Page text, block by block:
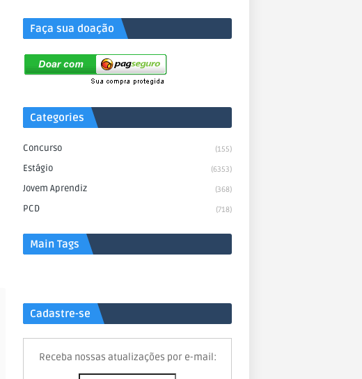
Faça sua doação
Categories
Concurso (155)
Estágio (6353)
Jovem Aprendiz (368)
PCD (718)
Main Tags
Cadastre-se
Receba nossas atualizações por e-mail: